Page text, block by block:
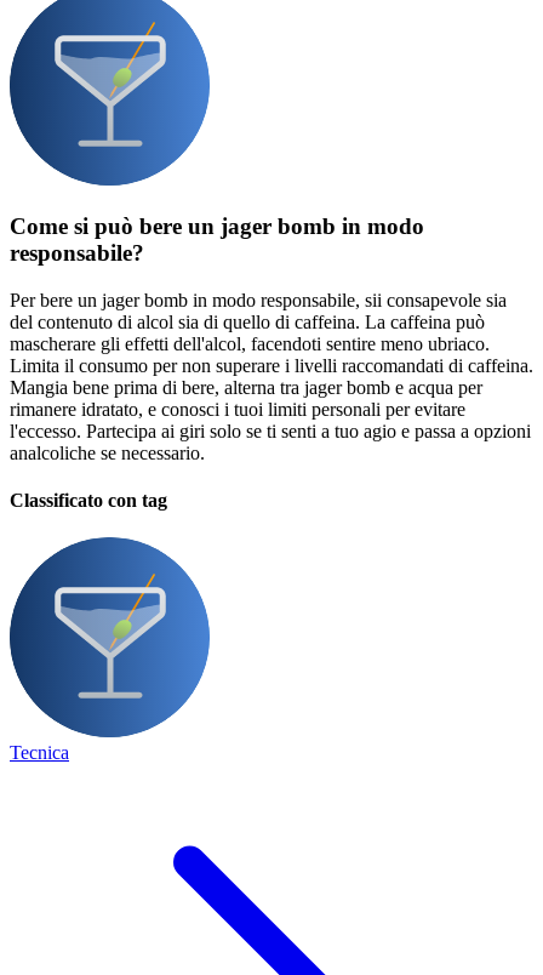
Come si può bere un jager bomb in modo
responsabile?
Per bere un jager bomb in modo responsabile, sii consapevole sia
del contenuto di alcol sia di quello di caffeina. La caffeina può
mascherare gli effetti dell'alcol, facendoti sentire meno ubriaco.
Limita il consumo per non superare i livelli raccomandati di caffeina.
Mangia bene prima di bere, alterna tra jager bomb e acqua per
rimanere idratato, e conosci i tuoi limiti personali per evitare
l'eccesso. Partecipa ai giri solo se ti senti a tuo agio e passa a opzioni
analcoliche se necessario.
Classificato con tag
Tecnica